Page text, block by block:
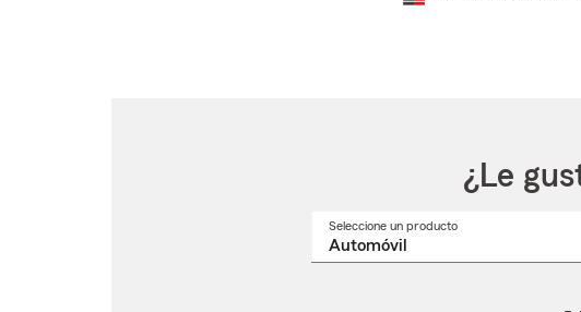
¿Le
Seleccione un productoSeleccione